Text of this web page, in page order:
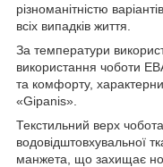
різноманітністю
всіх випадків життя.
За температури
використання чоботи
та комфорту,
«Gipanis».
Текстильний верх
водовідштовхувальної
манжета, що захищає